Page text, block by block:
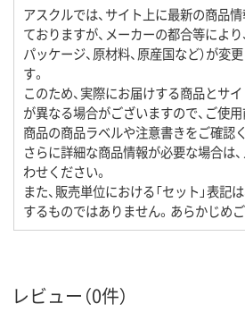
アスクルでは、サイト上に最新の商品
ておりますが、メーカーの都合等により
パッケージ、原材料、原産国など）が変
す。
このため、実際にお届けする商品とサ
が異なる場合がございますので、ご使
商品の商品ラベルや注意書きをご確認
さらに詳細な商品情報が必要な場合は
わせください。
また、販売単位における「セット」表記
するものではありません。あらかじめ
レビュー（0件）